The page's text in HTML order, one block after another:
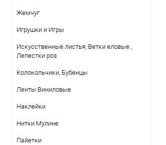
Жемчуг
Игрушки и Игры
Искусственные листья, Ветки еловые ,
Лепестки роз
Колокольчики, Бубенцы
Ленты Виниловые
Наклейки
Нитки Mулине
Пайетки